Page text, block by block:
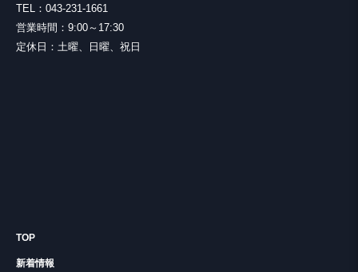
TEL：043-231-1661
営業時間：9:00～17:30
定休日：土曜、日曜、祝日
TOP
新着情報